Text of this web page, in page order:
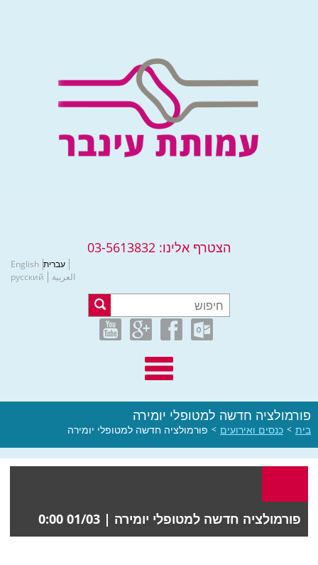
הצטרף אלינו: 03-5613832
עברית English
русский
العربية
פורמולציה חדשה למטופלי יומירה
בית > כנסים ואירועים > פורמולציה חדשה למטופלי יומירה
פורמולציה חדשה למטופלי יומירה | 01/03 0:00